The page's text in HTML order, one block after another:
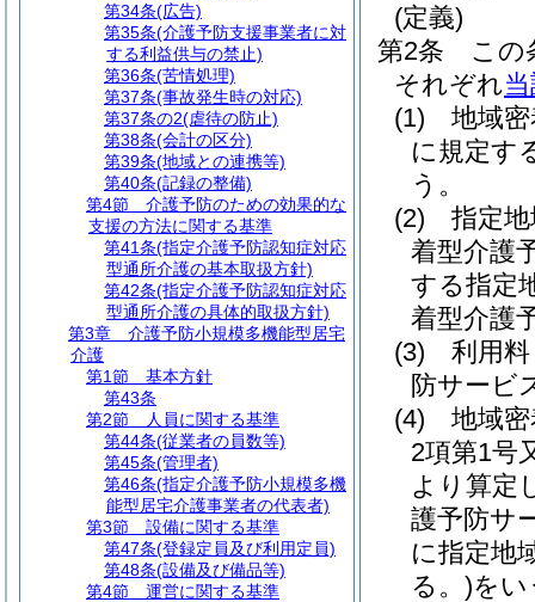
(定義)
第2条
この
それぞれ
(1)
地域
に規定す
う。
(2)
指定
着型介護
する指定
着型介護
(3)
利用
防サービ
(4)
地域
2項第1号
より算定
護予防サ
に指定地
る。)をい
第34条(広告)
第35条(介護予防支援事業者に対
する利益供与の禁止)
第36条(苦情処理)
第37条(事故発生時の対応)
第37条の2(虐待の防止)
第38条(会計の区分)
第39条(地域との連携等)
第40条(記録の整備)
第4節
介護予防のための効果的な
支援の方法に関する基準
第41条(指定介護予防認知症対応
型通所介護の基本取扱方針)
第42条(指定介護予防認知症対応
型通所介護の具体的取扱方針)
第3章
介護予防小規模多機能型居宅
介護
第1節
基本方針
第43条
第2節
人員に関する基準
第44条(従業者の員数等)
第45条(管理者)
第46条(指定介護予防小規模多機
能型居宅介護事業者の代表者)
第3節
設備に関する基準
第47条(登録定員及び利用定員)
第48条(設備及び備品等)
第4節
運営に関する基準